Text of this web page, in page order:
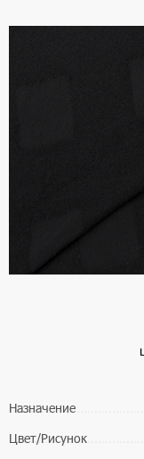
Назначение
Цвет/Рисунок